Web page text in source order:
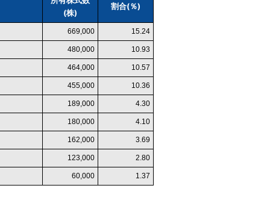
(株)
割合(％)
669,000 15.24
480,000 10.93
464,000 10.57
455,000 10.36
189,000 4.30
180,000 4.10
162,000 3.69
123,000 2.80
60,000 1.37